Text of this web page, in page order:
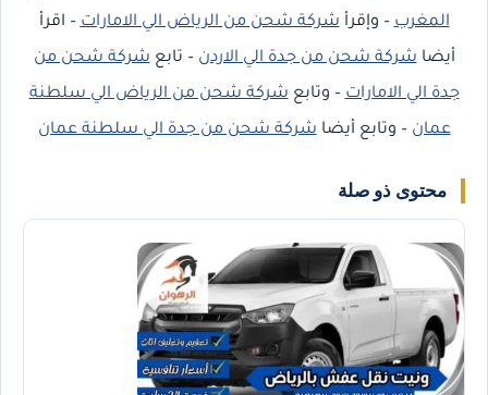
المغرب– وإقرأشركة شحن من الرياض الي الامارات– اقرأ
أيضاشركة شحن من جدة الي الاردن – تابعشركة شحن من
جدة الي الامارات– وتابعشركة شحن من الرياض الي سلطنة
عمان – وتابع أيضاشركة شحن من جدة الي سلطنة عمان
محتوى ذو صلة